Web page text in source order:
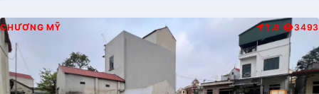
CHƯƠNG MỸ T.B 3493